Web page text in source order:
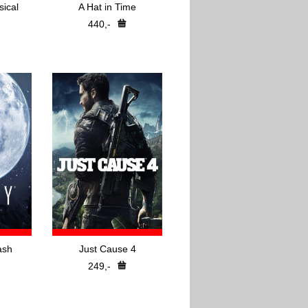
A Hat in Time
440,-
Just Cause 4
249,-